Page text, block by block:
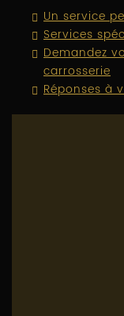
Un service
Services
Demandez
carrosserie
Réponses à